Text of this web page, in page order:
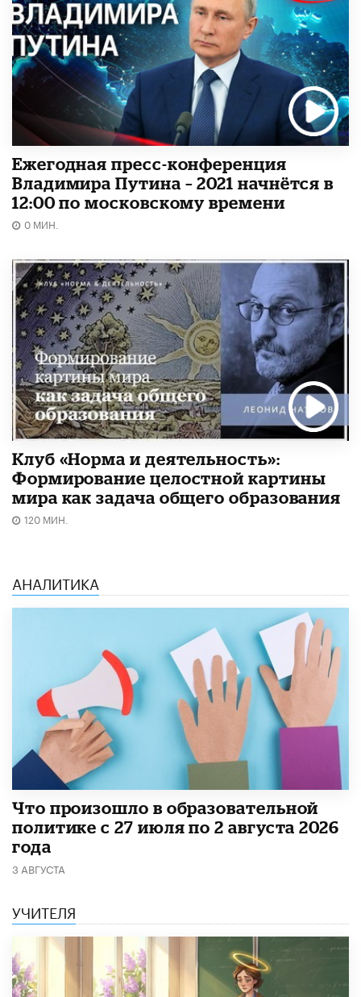
Ежегодная пресс-конференция
Владимира Путина – 2021 начнётся в
12:00 по московскому времени
0 МИН.
Клуб «Норма и деятельность»:
Формирование целостной картины
мира как задача общего образования
120 МИН.
АНАЛИТИКА
​Что произошло в образовательной
политике с 27 июля по 2 августа 2026
года
3 АВГУСТА
УЧИТЕЛЯ